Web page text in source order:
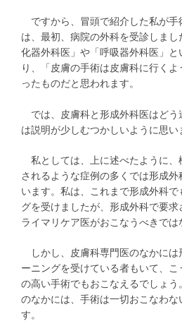
ですから、冒頭で紹介した私が手
は、最初、病院の外科を受診しま
化器外科医」や「呼吸器外科医」
り、「皮膚の手術は皮膚科に行く
ったものだと思われます。
では、皮膚科と形成外科医はどう
は説明が少しむつかしいように思い
私としては、上に述べたように、
されるような症例の多くでは形成
います。私は、これまで形成外科
グを受けましたが、形成外科で要
ライマリケア医がおこなうべきでは
しかし、皮膚科専門医のなかには
ーニングを受けている者もいて、
の高い手術でもおこなえるでしょ
のなかには、手術は一切おこなわな
す。